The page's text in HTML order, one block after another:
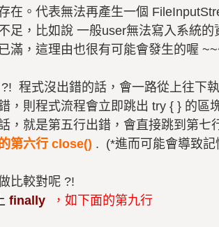
在。代表無法再產生一個
足，比如說 一般user無法寫入系統的
滿，這理由也很有可能會發生的喔
程式沒出錯的話，會一路從上往下
，則程式流程會立即跳出 try { } 的區
，就是第五行出錯，會直接跳到第七
第六行 close() . (*進而可能會導致記
比較對呢 ?!
finally ，如下面的第九行